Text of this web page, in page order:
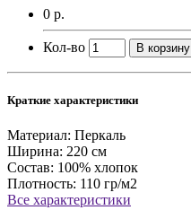
0 р.
Кол-во В корзину
Краткие характеристики
Материал: Перкаль
Ширина: 220 см
Состав: 100% хлопок
Плотность: 110 гр/м2
Все характеристики